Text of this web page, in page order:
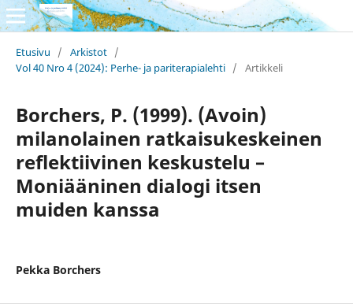
Etusivu / Arkistot /
Vol 40 Nro 4 (2024): Perhe- ja pariterapialehti / Artikkeli
Borchers, P. (1999). (Avoin)
milanolainen ratkaisukeskeinen
reflektiivinen keskustelu –
Moniääninen dialogi itsen
muiden kanssa
Pekka Borchers